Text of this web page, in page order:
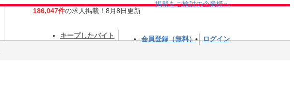
186,047件の求人掲載！8月8日更新
掲載をご検討の企業様へ
キープしたバイト 会員登録（無料） ログイン